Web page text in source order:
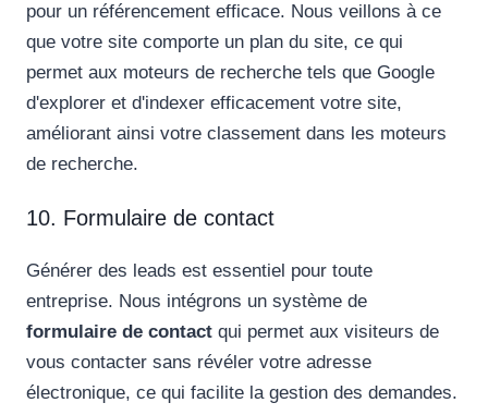
pour un référencement efficace. Nous veillons à ce
que votre site comporte un plan du site, ce qui
permet aux moteurs de recherche tels que Google
d'explorer et d'indexer efficacement votre site,
améliorant ainsi votre classement dans les moteurs
de recherche.
10. Formulaire de contact
Générer des leads est essentiel pour toute
entreprise. Nous intégrons un système de
formulaire de contact qui permet aux visiteurs de
vous contacter sans révéler votre adresse
électronique, ce qui facilite la gestion des demandes.